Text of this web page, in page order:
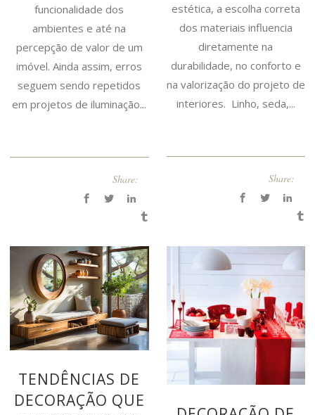
funcionalidade dos
ambientes e até na
percepção de valor de um
imóvel. Ainda assim, erros
seguem sendo repetidos
em projetos de iluminação...
Share:
estética, a escolha correta
dos materiais influencia
diretamente na
durabilidade, no conforto e
na valorização do projeto de
interiores. Linho, seda,...
Share:
TENDÊNCIAS DE
DECORAÇÃO QUE